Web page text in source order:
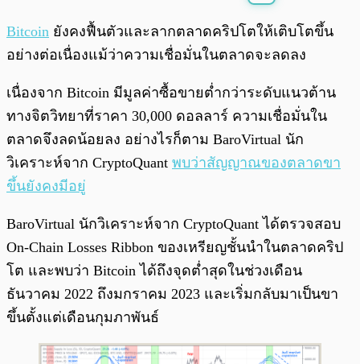
พร้อมเล่น 0:00 / 0:00
Bitcoin ยังคงฟื้นตัวและลากตลาดคริปโตให้เติบโตขึ้น
อย่างต่อเนื่องแม้ว่าความเชื่อมั่นในตลาดจะลดลง
เนื่องจาก Bitcoin มีมูลค่าซื้อขายต่ำกว่าระดับแนวต้าน
ทางจิตวิทยาที่ราคา 30,000 ดอลลาร์ ความเชื่อมั่นใน
ตลาดจึงลดน้อยลง อย่างไรก็ตาม BaroVirtual นัก
วิเคราะห์จาก CryptoQuant พบว่าสัญญาณของตลาดขา
ขึ้นยังคงมีอยู่
BaroVirtual นักวิเคราะห์จาก CryptoQuant ได้ตรวจสอบ
On-Chain Losses Ribbon ของเหรียญชั้นนำในตลาดคริป
โต และพบว่า Bitcoin ได้ถึงจุดต่ำสุดในช่วงเดือน
ธันวาคม 2022 ถึงมกราคม 2023 และเริ่มกลับมาเป็นขา
ขึ้นตั้งแต่เดือนกุมภาพันธ์